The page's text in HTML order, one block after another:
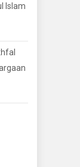
Islam